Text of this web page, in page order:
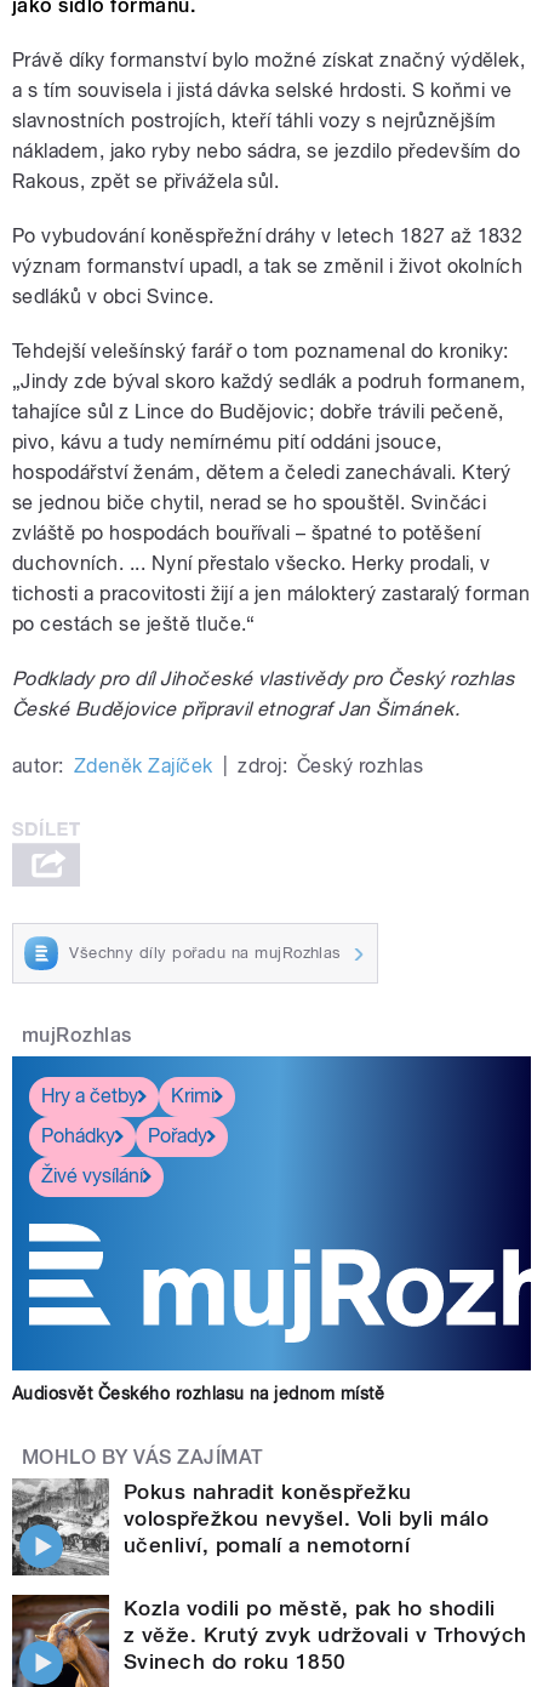
jako sídlo formanů.
Právě díky formanství bylo možné získat značný výdělek,
a s tím souvisela i jistá dávka selské hrdosti. S koňmi ve
slavnostních postrojích, kteří táhli vozy s nejrůznějším
nákladem, jako ryby nebo sádra, se jezdilo především do
Rakous, zpět se přivážela sůl.
Po vybudování koněspřežní dráhy v letech 1827 až 1832
význam formanství upadl, a tak se změnil i život okolních
sedláků v obci Svince.
Tehdejší velešínský farář o tom poznamenal do kroniky:
„Jindy zde býval skoro každý sedlák a podruh formanem,
tahajíce sůl z Lince do Budějovic; dobře trávili pečeně,
pivo, kávu a tudy nemírnému pití oddáni jsouce,
hospodářství ženám, dětem a čeledi zanechávali. Který
se jednou biče chytil, nerad se ho spouštěl. Svinčáci
zvláště po hospodách bouřívali – špatné to potěšení
duchovních. ... Nyní přestalo všecko. Herky prodali, v
tichosti a pracovitosti žijí a jen málokterý zastaralý forman
po cestách se ještě tluče.“
Podklady pro díl Jihočeské vlastivědy pro Český rozhlas
České Budějovice připravil etnograf Jan Šimánek.
autor: Zdeněk Zajíček zdroj: Český rozhlas
Všechny díly pořadu na mujRozhlas
mujRozhlas
Hry a četby
Krimi
Pohádky
Pořady
Živé vysílání
Audiosvět Českého rozhlasu na jednom místě
MOHLO BY VÁS ZAJÍMAT
Pokus nahradit koněspřežku
volospřežkou nevyšel. Voli byli málo
učenliví, pomalí a nemotorní
Kozla vodili po městě, pak ho shodili
z věže. Krutý zvyk udržovali v Trhových
Svinech do roku 1850